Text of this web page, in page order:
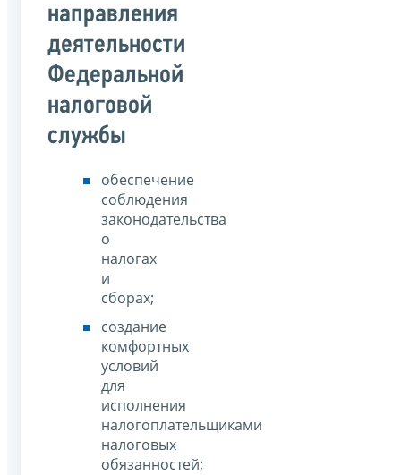
направления
деятельности
Федеральной
налоговой
службы
обеспечение
соблюдения
законодательства
о
налогах
и
сборах;
создание
комфортных
условий
для
исполнения
налогоплательщиками
налоговых
обязанностей;